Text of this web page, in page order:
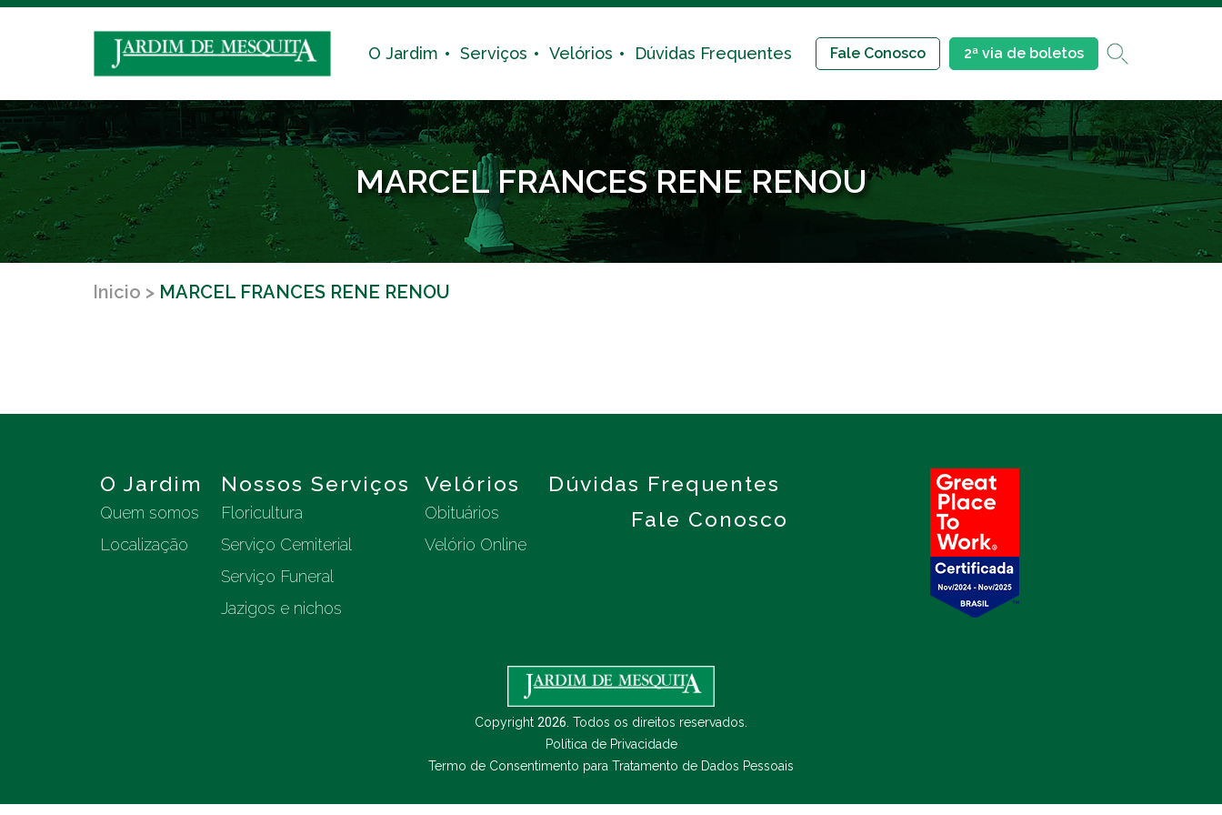
O Jardim Serviços Velórios Dúvidas Frequentes Fale Conosco 2ª via de boletos
MARCEL FRANCES RENE RENOU
Inicio MARCEL FRANCES RENE RENOU
O Jardim
Quem somos
Localização
Nossos Serviços
Floricultura
Serviço Cemiterial
Serviço Funeral
Jazigos e nichos
Velórios
Obituários
Velório Online
Dúvidas Frequentes
Fale Conosco
Copyright 2026 . Todos os direitos reservados.
Política de Privacidade
Termo de Consentimento para Tratamento de Dados Pessoais